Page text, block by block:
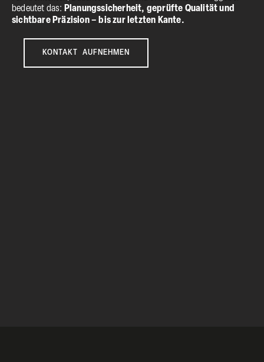
bedeutet das: Planungssicherheit, geprüfte Qualität und
sichtbare Präzision – bis zur letzten Kante.
KONTAKT AUFNEHMEN